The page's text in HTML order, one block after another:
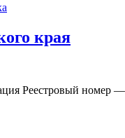
края
Реестровый